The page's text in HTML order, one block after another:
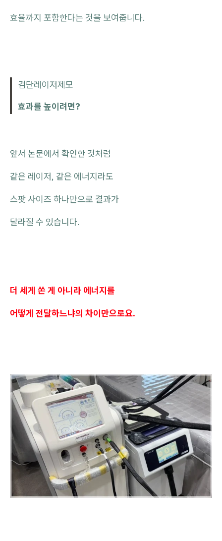
효율까지 포함한다는 것을 보여줍니다.
검단레이저제모
효과를 높이려면?
앞서 논문에서 확인한 것처럼
같은 레이저, 같은 에너지라도
스팟 사이즈 하나만으로 결과가
달라질 수 있습니다.
더 세게 쏜 게 아니라 에너지를
어떻게 전달하느냐의 차이만으로요.